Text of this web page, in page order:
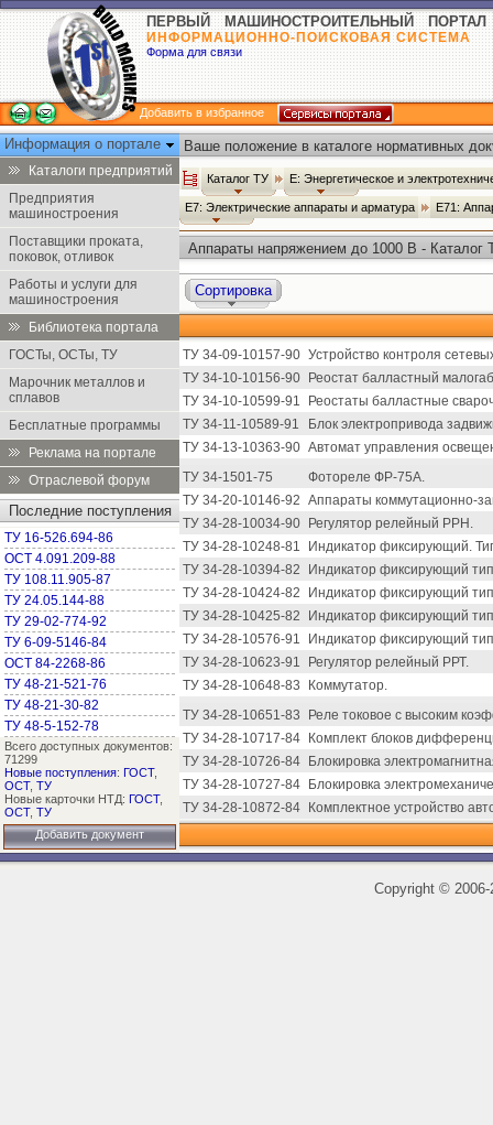
ПЕРВЫЙ МАШИНОСТРОИТЕЛЬНЫЙ ПОРТАЛ
ИНФОРМАЦИОННО-ПОИСКОВАЯ СИСТЕМА
Форма для связи
Добавить в избранное
Информация о портале
Каталоги предприятий
Предприятия
машиностроения
Поставщики проката,
поковок, отливок
Работы и услуги для
машиностроения
Библиотека портала
ГОСТы, ОСТы, ТУ
Марочник металлов и
сплавов
Бесплатные программы
Реклама на портале
Отраслевой форум
Последние поступления
ТУ 16-526.694-86
ОСТ 4.091.209-88
ТУ 108.11.905-87
ТУ 24.05.144-88
ТУ 29-02-774-92
ТУ 6-09-5146-84
ОСТ 84-2268-86
ТУ 48-21-521-76
ТУ 48-21-30-82
ТУ 48-5-152-78
Всего доступных документов:
71299
Новые поступления: ГОСТ,
ОСТ, ТУ
Новые карточки НТД: ГОСТ,
ОСТ, ТУ
Добавить документ
Ваше положение в каталоге нормативных
Каталог ТУ Е: Энергетическое и
Е7: Электрические аппараты и арматура Е71:
Аппараты напряжением до 1000 В - Каталог
Сортировка
ТУ 34-09-10157-90 Устройство контроля
ТУ 34-10-10156-90
Реостат балластный
ТУ 34-10-10599-91
Реостаты балластные
ТУ 34-11-10589-91
Блок электропривода
ТУ 34-13-10363-90 Автомат управления
ТУ 34-1501-75
Фотореле ФР-75А.
ТУ 34-20-10146-92 Аппараты коммутационно-
ТУ 34-28-10034-90
Регулятор релейный РРН.
ТУ 34-28-10248-81
Индикатор фиксирующий.
ТУ 34-28-10394-82
Индикатор фиксирующий
ТУ 34-28-10424-82
Индикатор фиксирующий
ТУ 34-28-10425-82
Индикатор фиксирующий
ТУ 34-28-10576-91
Индикатор фиксирующий
ТУ 34-28-10623-91
Регулятор релейный РРТ.
ТУ 34-28-10648-83
Коммутатор.
ТУ 34-28-10651-83
Реле токовое с высоким
ТУ 34-28-10717-84
Комплект блоков
ТУ 34-28-10726-84
Блокировка
ТУ 34-28-10727-84
Блокировка
ТУ 34-28-10872-84
Комплектное устройство
Copyright ©